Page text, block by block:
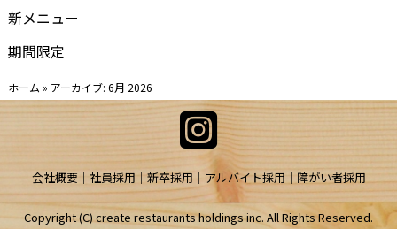
新メニュー
期間限定
ホーム » アーカイブ: 6月 2026
会社概要 社員採用 新卒採用 アルバイト採用 障がい者採用
Copyright (C) create restaurants holdings inc. All Rights Reserved.